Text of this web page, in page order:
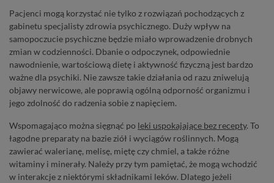
Pacjenci mogą korzystać nie tylko z rozwiązań pochodzących z
gabinetu specjalisty zdrowia psychicznego. Duży wpływ na
samopoczucie psychiczne będzie miało wprowadzenie drobnych
zmian w codzienności. Dbanie o odpoczynek, odpowiednie
nawodnienie, wartościową dietę i aktywność fizyczną jest bardzo
ważne dla psychiki. Nie zawsze takie działania od razu zniwelują
objawy nerwicowe, ale poprawią ogólną odporność organizmu i
jego zdolność do radzenia sobie z napięciem.
Wspomagająco można sięgnąć po leki uspokajające bez recepty. To
łagodne preparaty na bazie ziół i wyciągów roślinnych. Mogą
zawierać walerianę, melisę, miętę czy chmiel, a także różne
witaminy i minerały. Należy przy tym pamiętać, że mogą wchodzić
w interakcje z niektórymi składnikami leków. Dlatego jeżeli